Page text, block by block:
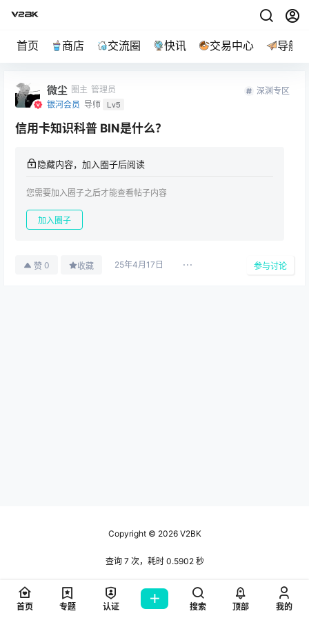
首页 商店 交流圈 快讯 交易中心 导航
微尘 圈主 管理员
银河会员 导师 Lv5
深渊专区
信用卡知识科普 BIN是什么？
隐藏内容，加入圈子后阅读
您需要加入圈子之后才能查看帖子内容
加入圈子
赞 0 收藏 25年4月17日 参与讨论
Copyright © 2026V2BK
查询 7 次，耗时 0.5902 秒
首页 专题 认证 搜索 顶部 我的